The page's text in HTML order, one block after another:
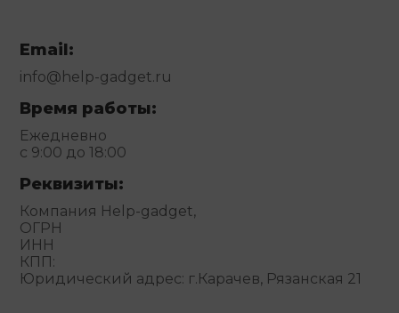
Email:
info@help-gadget.ru
Время работы:
Ежедневно
с 9:00 до 18:00
Реквизиты:
Компания Help-gadget,
ОГРН
ИНН
КПП:
Юридический адрес: г.Карачев, Рязанская 21